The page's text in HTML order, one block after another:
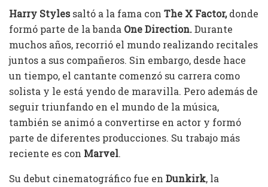
Harry Stylessaltó a la fama con The X Factor,donde
formó parte de la banda One Direction.Durante
muchos años, recorrió el mundo realizando recitales
juntos a sus compañeros. Sin embargo, desde hace
un tiempo, el cantante comenzó su carrera como
solista y le está yendo de maravilla. Pero además de
seguir triunfando en el mundo de la música,
también se animó a convertirse en actor y formó
parte de diferentes producciones. Su trabajo más
reciente es con Marvel.
Su debut cinematográfico fue en Dunkirk, la